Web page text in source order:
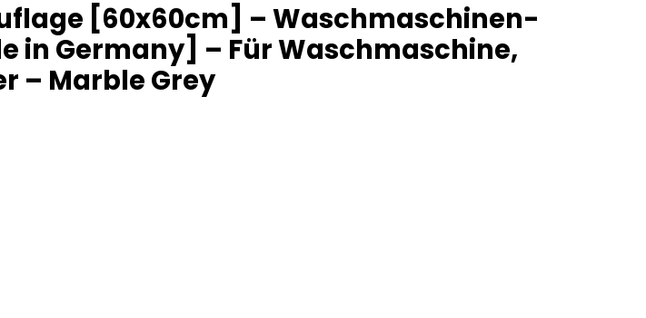
[60x60cm] – Waschmaschinen-
Germany] – Für Waschmaschine,
– Marble Grey